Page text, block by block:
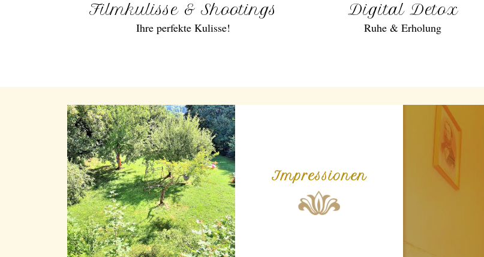
Filmkulisse & Shootings
Ihre perfekte Kulisse!
Digital Detox
Ruhe & Erholung
Impressionen